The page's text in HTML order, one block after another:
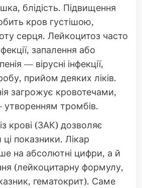
блідість. Підвищення
кров густішою,
серця. Лейкоцитоз часто
запалення або
— вірусні інфекції,
прийом деяких ліків.
загрожує кровотечами,
тромбів.
крові (ЗАК) дозволяє
показники. Лікар
на абсолютні цифри, а й
(лейкоцитарну формулу,
гематокрит). Саме